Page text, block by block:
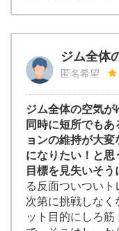
ジム全体
匿名希望
ジム全体の空気
同時に短所でも
ョンの維持が大
になりたい！と思
目標を見失いそう
る反面ついついト
次第に挑戦しな
ット目的にしろ